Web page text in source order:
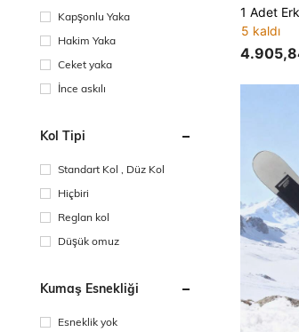
Kapşonlu Yaka
Hakim Yaka
Ceket yaka
İnce askılı
Kol Tipi
Standart Kol , Düz Kol
Hiçbiri
Reglan kol
Düşük omuz
Kumaş Esnekliği
Esneklik yok
5 kaldı